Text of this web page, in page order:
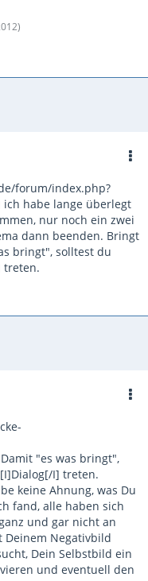
)
forum/index.php?
ich habe lange überlegt
nur noch ein zwei
dann beenden. Bringt
bringt", solltest du
treten.
"es was bringt",
I] treten.
keine Ahnung, was Du
fand, alle haben sich
und gar nicht an
Deinem Negativbild
Dein Selbstbild ein
und eventuell den